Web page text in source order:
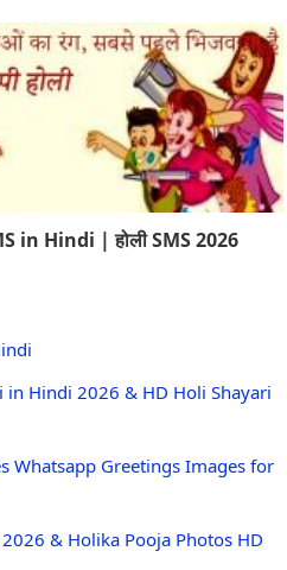
in Hindi | होली SMS 2026
in Hindi 2026 & HD Holi Shayari
Whatsapp Greetings Images for
& Holika Pooja Photos HD